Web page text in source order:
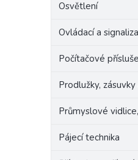
Osvětlení
Ovládací a
Počítačové
Prodlužky,
Průmyslové
Pájecí technika